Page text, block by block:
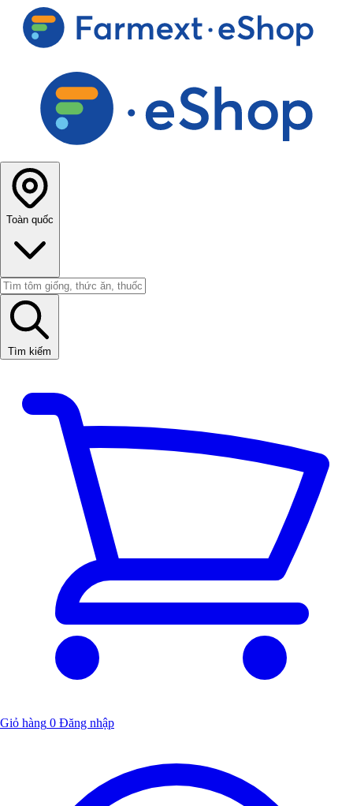
Toàn quốc
Tìm kiếm
Giỏ hàng 0 Đăng nhập